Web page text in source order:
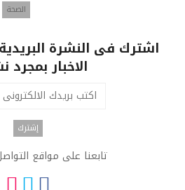
الصحة
اشترك فى النشرة
الاخبار بمجرد
تابعنا على مواقع